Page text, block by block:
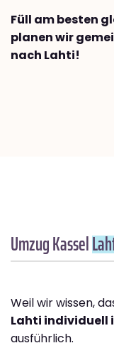
Füll am besten
planen wir
nach Lahti!
Umzug Kassel
Weil wir wissen,
Lahti individuell
ausführlich.